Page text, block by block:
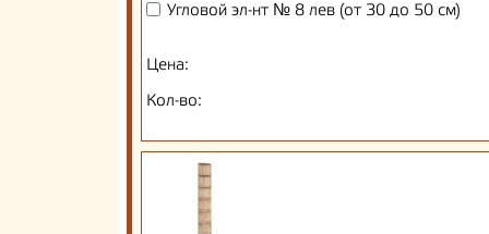
Угловой эл-нт № 8 лев (от 30 до 50 см)
Цена:
Кол-во: